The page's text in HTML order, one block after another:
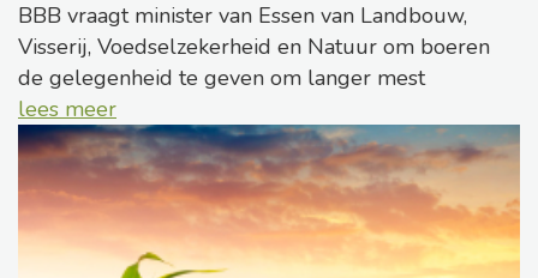
BBB vraagt minister van Essen van Landbouw,
Visserij, Voedselzekerheid en Natuur om boeren
de gelegenheid te geven om langer mest
lees meer